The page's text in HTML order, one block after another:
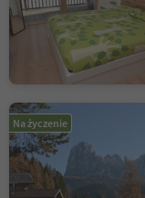
Na życzenie